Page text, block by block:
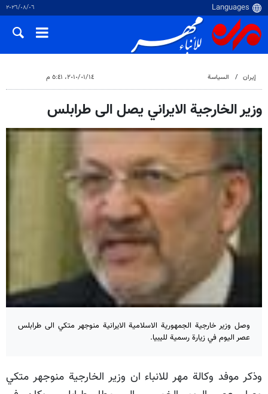
٠٦‏/٠٨‏/٢٠٢٦
إيران السياسة ١٤‏/٠١‏/٢٠١٠، ٥:٤١ م
وزير الخارجية الايراني يصل الى طرابلس
وصل وزير خارجية الجمهورية الاسلامية الايرانية منوجهر متكي الى طرابلس
عصر اليوم في زيارة رسمية لليبيا.
وذكر موفد وكالة مهر للانباء ان وزير الخارجية منوجهر متكي